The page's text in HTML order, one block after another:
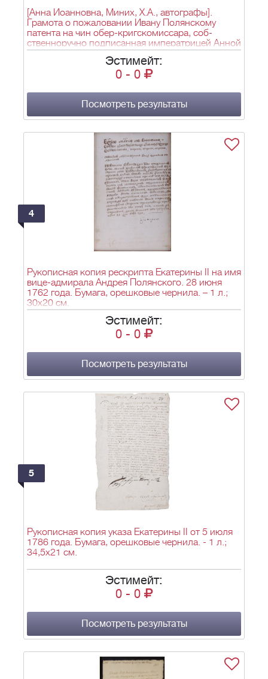
[Анна Иоанновна, Миних, Х.А., автографы].
Грамота о пожаловании Ивану Полянскому
патента на чин обер-кригскомиссара, соб-
ственноручно подписанная императрицей Анной
Иоанновной и графом Б.Х. Минихом. 16 января
1735 года. Бумага, гравированная рам- ка и
буквица. – 1 л.; 25х39 см.2
Эстимейт:
0 - 0
Посмотреть результаты
4
Рукописная копия рескрипта Екатерины II на имя
вице-адмирала Андрея Полянского. 28 июня
1762 года. Бумага, орешковые чернила. – 1 л.;
30х20 см.
Эстимейт:
0 - 0
Посмотреть результаты
5
Рукописная копия указа Екатерины II от 5 июля
1786 года. Бумага, орешковые чернила. - 1 л.;
34,5х21 см.
Эстимейт:
0 - 0
Посмотреть результаты